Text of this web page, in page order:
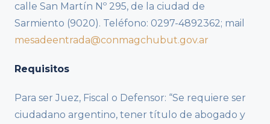
calle San Martín Nº 295, de la ciudad de
Sarmiento (9020). Teléfono: 0297-4892362; mail
mesadeentrada@conmagchubut.gov.ar
Requisitos
Para ser Juez, Fiscal o Defensor: “Se requiere ser
ciudadano argentino, tener título de abogado y